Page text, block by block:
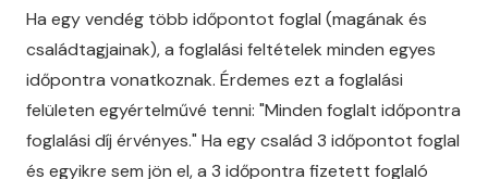
Ha egy vendég több időpontot foglal (magának és
családtagjainak), a foglalási feltételek minden egyes
időpontra vonatkoznak. Érdemes ezt a foglalási
felületen egyértelművé tenni: "Minden foglalt időpontra
foglalási díj érvényes." Ha egy család 3 időpontot foglal
és egyikre sem jön el, a 3 időpontra fizetett foglaló